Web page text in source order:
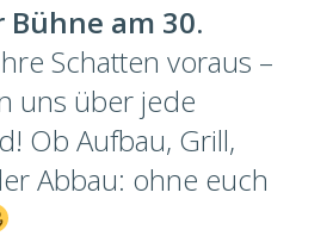
am 30.
Schatten voraus –
uns über jede
Ob Aufbau, Grill,
Abbau: ohne euch